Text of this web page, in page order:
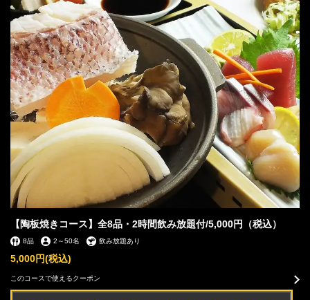
【陶板焼きコース】全8品・2時間飲み放題付/5,000円（税込）
8品 2 ～50名 飲み放題あり
5,000円(税込)
このコースで使えるクーポン